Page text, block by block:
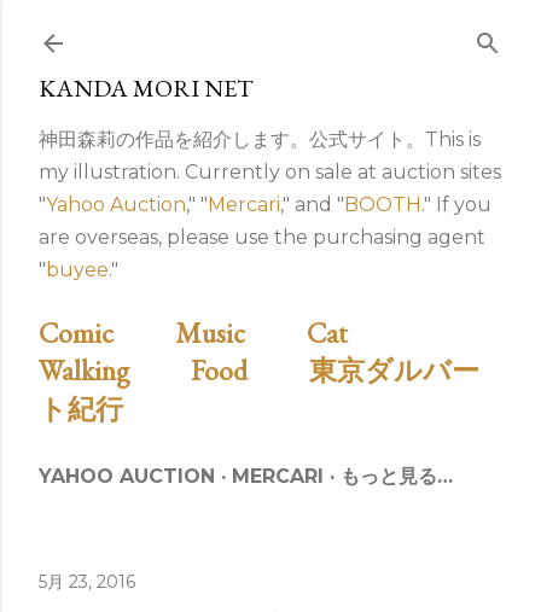
スキップしてメイン コンテンツに移動
KANDA MORI NET
神田森莉の作品を紹介します。公式サイト。This is
my illustration. Currently on sale at auction sites
"Yahoo Auction," "Mercari," and "BOOTH." If you
are overseas, please use the purchasing agent
"buyee."
Comic Music
Cat
Walking
Food
東京ダルバー
ト紀行
YAHOO AUCTION MERCARI もっと見る…
5月 23, 2016